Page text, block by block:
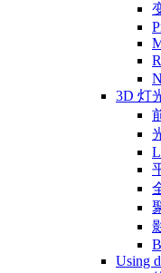
3D 灯
Using